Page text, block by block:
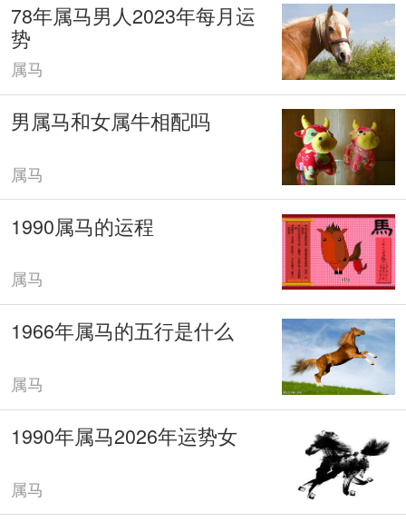
78年属马男人2023年每月运
势
属马
男属马和女属牛相配吗
属马
1990属马的运程
属马
1966年属马的五行是什么
属马
1990年属马2026年运势女
属马